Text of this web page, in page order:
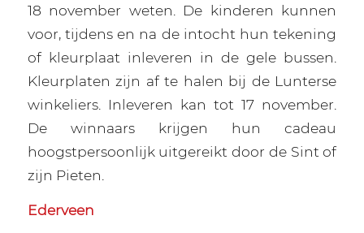
18 november weten. De kinderen kunnen
voor, tijdens en na de intocht hun tekening
of kleurplaat inleveren in de gele bussen.
Kleurplaten zijn af te halen bij de Lunterse
winkeliers. Inleveren kan tot 17 november.
De winnaars krijgen hun cadeau
hoogstpersoonlijk uitgereikt door de Sint of
zijn Pieten.
Ederveen